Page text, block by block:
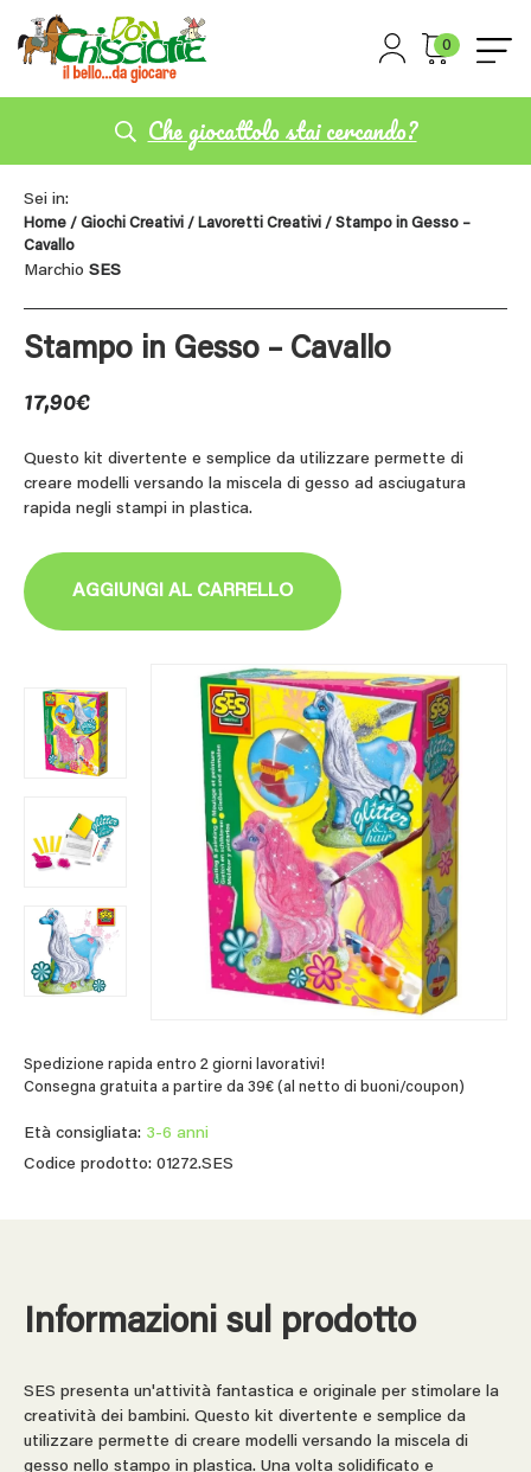
0
Che giocattolo stai cercando?
Sei in:
Home / Giochi Creativi / Lavoretti Creativi / Stampo in Gesso –
Cavallo
Marchio SES
Stampo in Gesso – Cavallo
17,90€
Questo kit divertente e semplice da utilizzare permette di
creare modelli versando la miscela di gesso ad asciugatura
rapida negli stampi in plastica.
AGGIUNGI AL CARRELLO
Spedizione rapida entro 2 giorni lavorativi!
Consegna gratuita a partire da 39€ (al netto di buoni/coupon)
Età consigliata: 3-6 anni
Codice prodotto: 01272.SES
Informazioni sul prodotto
SES presenta un'attività fantastica e originale per stimolare la
creatività dei bambini. Questo kit divertente e semplice da
utilizzare permette di creare modelli versando la miscela di
gesso nello stampo in plastica. Una volta solidificato e